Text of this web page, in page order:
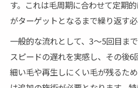
す。これは毛周期に合わせて定期
がターゲットとなるまで繰り返す必
一般的な流れとして、3〜5回目ま
スピードの遅れを実感し、その後6
細い毛や再生しにくい毛が残るた